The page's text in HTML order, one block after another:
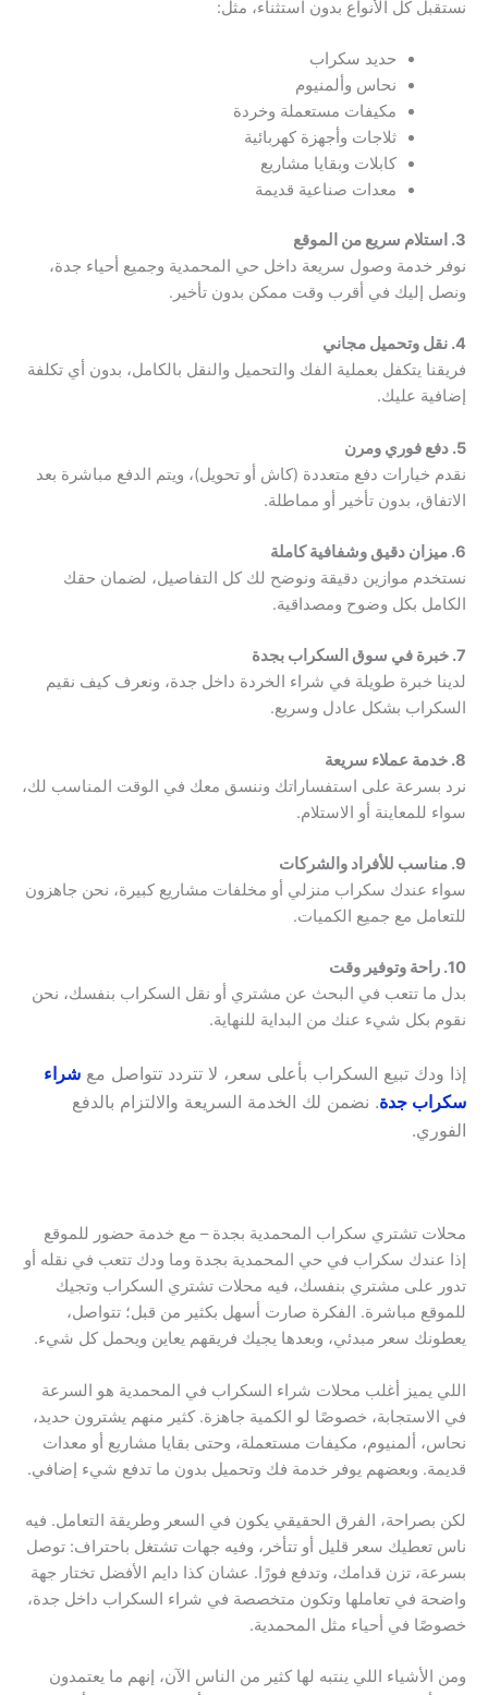
نستقبل كل الأنواع بدون استثناء، مثل:
حديد سكراب
نحاس وألمنيوم
مكيفات مستعملة وخردة
ثلاجات وأجهزة كهربائية
كابلات وبقايا مشاريع
معدات صناعية قديمة
3. استلام سريع من الموقع
نوفر خدمة وصول سريعة داخل حي المحمدية وجميع أحياء جدة،
ونصل إليك في أقرب وقت ممكن بدون تأخير.
4. نقل وتحميل مجاني
فريقنا يتكفل بعملية الفك والتحميل والنقل بالكامل، بدون أي تكلفة
إضافية عليك.
5. دفع فوري ومرن
نقدم خيارات دفع متعددة (كاش أو تحويل)، ويتم الدفع مباشرة بعد
الاتفاق، بدون تأخير أو مماطلة.
6. ميزان دقيق وشفافية كاملة
نستخدم موازين دقيقة ونوضح لك كل التفاصيل، لضمان حقك
الكامل بكل وضوح ومصداقية.
7. خبرة في سوق السكراب بجدة
لدينا خبرة طويلة في شراء الخردة داخل جدة، ونعرف كيف نقيم
السكراب بشكل عادل وسريع.
8. خدمة عملاء سريعة
نرد بسرعة على استفساراتك وننسق معك في الوقت المناسب لك،
سواء للمعاينة أو الاستلام.
9. مناسب للأفراد والشركات
سواء عندك سكراب منزلي أو مخلفات مشاريع كبيرة، نحن جاهزون
للتعامل مع جميع الكميات.
10. راحة وتوفير وقت
بدل ما تتعب في البحث عن مشتري أو نقل السكراب بنفسك، نحن
نقوم بكل شيء عنك من البداية للنهاية.
إذا ودك تبيع السكراب بأعلى سعر، لا تتردد تتواصل مع شراء
سكراب جدة. نضمن لك الخدمة السريعة والالتزام بالدفع
الفوري.
محلات تشتري سكراب المحمدية بجدة – مع خدمة حضور للموقع
إذا عندك سكراب في حي المحمدية بجدة وما ودك تتعب في نقله أو
تدور على مشتري بنفسك، فيه محلات تشتري السكراب وتجيك
للموقع مباشرة. الفكرة صارت أسهل بكثير من قبل؛ تتواصل،
يعطونك سعر مبدئي، وبعدها يجيك فريقهم يعاين ويحمل كل شيء.
اللي يميز أغلب محلات شراء السكراب في المحمدية هو السرعة
في الاستجابة، خصوصًا لو الكمية جاهزة. كثير منهم يشترون حديد،
نحاس، ألمنيوم، مكيفات مستعملة، وحتى بقايا مشاريع أو معدات
قديمة. وبعضهم يوفر خدمة فك وتحميل بدون ما تدفع شيء إضافي.
لكن بصراحة، الفرق الحقيقي يكون في السعر وطريقة التعامل. فيه
ناس تعطيك سعر قليل أو تتأخر، وفيه جهات تشتغل باحتراف: توصل
بسرعة، تزن قدامك، وتدفع فورًا. عشان كذا دايم الأفضل تختار جهة
واضحة في تعاملها وتكون متخصصة في شراء السكراب داخل جدة،
خصوصًا في أحياء مثل المحمدية.
ومن الأشياء اللي ينتبه لها كثير من الناس الآن، إنهم ما يعتمدون